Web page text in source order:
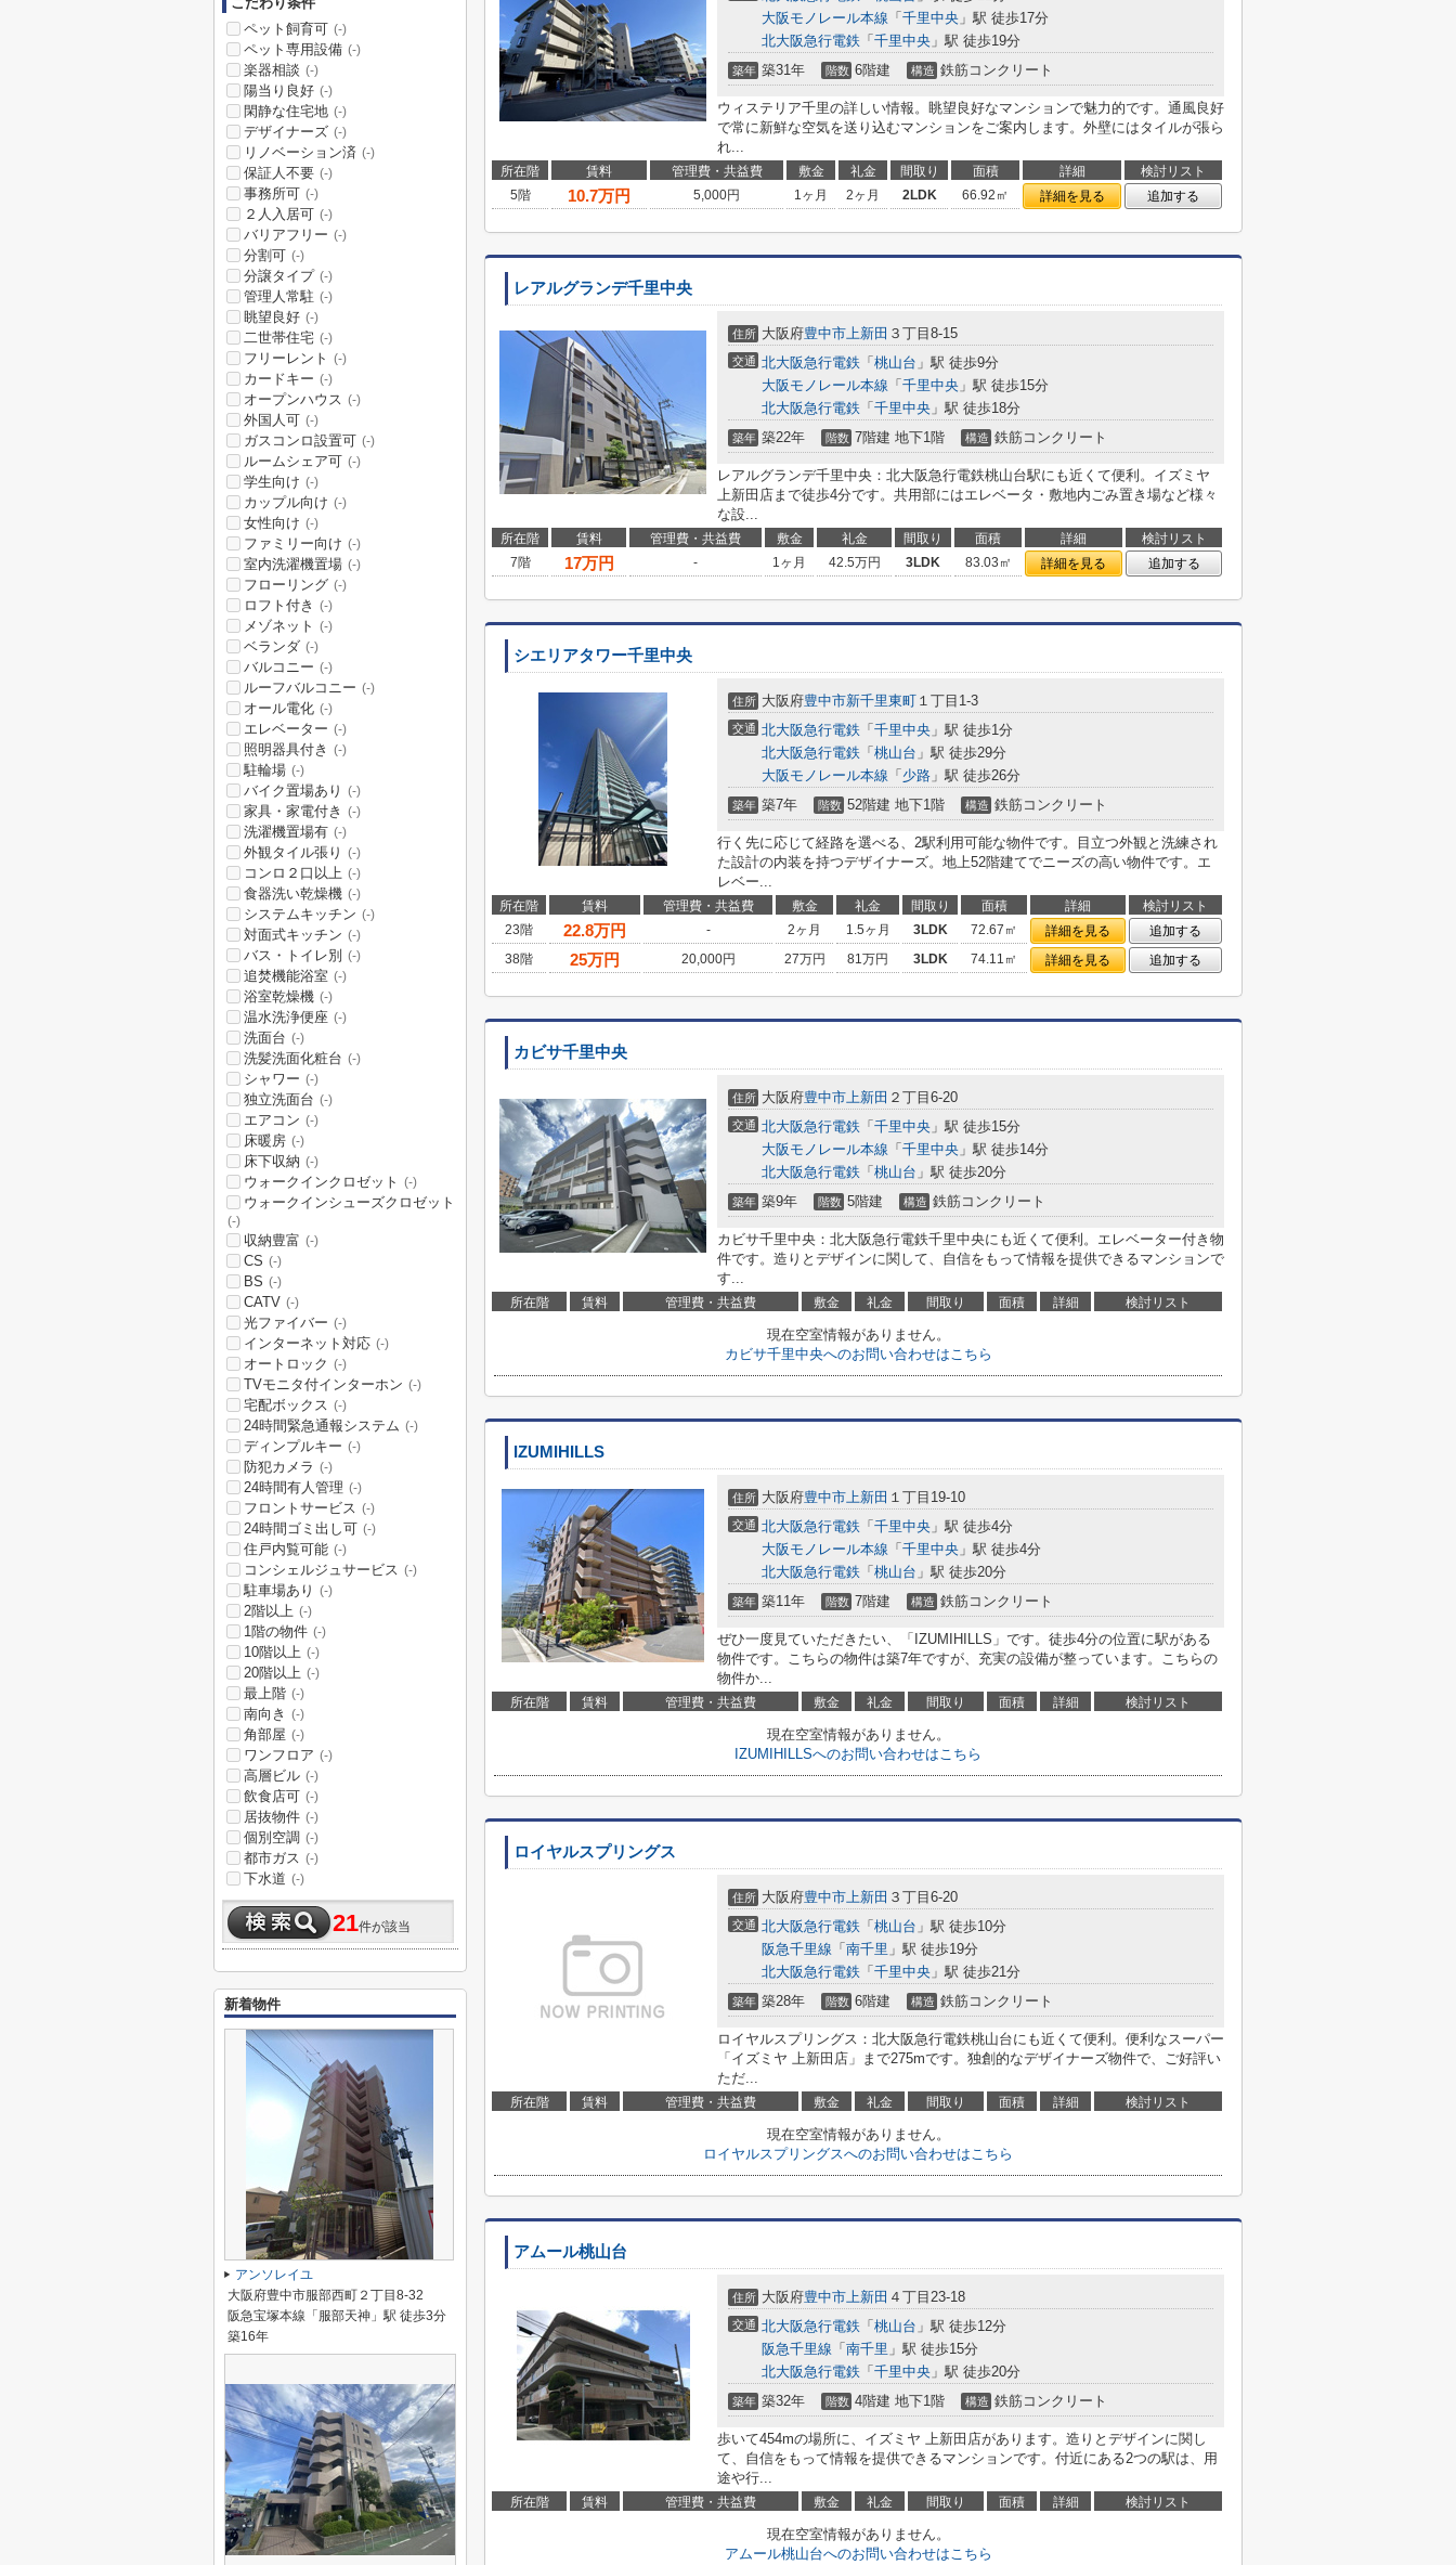
大阪モノレール本線 「 千里中央 」駅 徒歩17分
北大阪急行電鉄 「 千里中央 」駅 徒歩19分
築年 築31年 階数 6階建 構造 鉄筋コンクリート
ウィステリア千里の詳しい情報。眺望良好なマンションで魅力的です。通風良好
で常に新鮮な空気を送り込むマンションをご案内します。外壁にはタイルが張ら
れ...
所在階 賃料 管理費・共益費 敷金 礼金 間取り 面積 詳細
検討リスト
5階
10.7万円 5,000円 1ヶ月 2ヶ月 2LDK 66.92㎡ 詳細を見る 追加する
レアルグランデ千里中央
住所 大阪府豊中市上新田 ３丁目8-15
交通 北大阪急行電鉄 「 桃山台 」駅 徒歩9分
大阪モノレール本線 「 千里中央 」駅 徒歩15分
北大阪急行電鉄 「 千里中央 」駅 徒歩18分
築年 築22年 階数 7階建 地下1階 構造 鉄筋コンクリート
レアルグランデ千里中央：北大阪急行電鉄桃山台駅にも近くて便利。イズミヤ
上新田店まで徒歩4分です。共用部にはエレベータ・敷地内ごみ置き場など様々
な設...
所在階 賃料 管理費・共益費 敷金 礼金 間取り 面積 詳細
検討リスト
7階
17万円 - 1ヶ月 42.5万円 3LDK 83.03㎡ 詳細を見る 追加する
シエリアタワー千里中央
住所 大阪府豊中市新千里東町 １丁目1-3
交通 北大阪急行電鉄 「 千里中央 」駅 徒歩1分
北大阪急行電鉄 「 桃山台 」駅 徒歩29分
大阪モノレール本線 「 少路 」駅 徒歩26分
築年 築7年 階数 52階建 地下1階 構造 鉄筋コンクリート
行く先に応じて経路を選べる、2駅利用可能な物件です。目立つ外観と洗練され
た設計の内装を持つデザイナーズ。地上52階建てでニーズの高い物件です。エ
レベー...
所在階 賃料 管理費・共益費 敷金 礼金 間取り 面積 詳細
検討リスト
23階
22.8万円 - 2ヶ月 1.5ヶ月 3LDK 72.67㎡ 詳細を見る
追加する
38階
25万円 20,000円 27万円 81万円 3LDK 74.11㎡ 詳細を見る 追加する
カビサ千里中央
住所 大阪府豊中市上新田 ２丁目6-20
交通 北大阪急行電鉄 「 千里中央 」駅 徒歩15分
大阪モノレール本線 「 千里中央 」駅 徒歩14分
北大阪急行電鉄 「 桃山台 」駅 徒歩20分
築年 築9年 階数 5階建 構造 鉄筋コンクリート
カビサ千里中央：北大阪急行電鉄千里中央にも近くて便利。エレベーター付き物
件です。造りとデザインに関して、自信をもって情報を提供できるマンションで
す...
所在階 賃料 管理費・共益費 敷金 礼金 間取り 面積 詳細 検討リスト
現在空室情報がありません。
カビサ千里中央へのお問い合わせはこちら
IZUMIHILLS
住所 大阪府豊中市上新田 １丁目19-10
交通 北大阪急行電鉄 「 千里中央 」駅 徒歩4分
大阪モノレール本線 「 千里中央 」駅 徒歩4分
北大阪急行電鉄 「 桃山台 」駅 徒歩20分
築年 築11年 階数 7階建 構造 鉄筋コンクリート
ぜひ一度見ていただきたい、「IZUMIHILLS」です。徒歩4分の位置に駅がある
物件です。こちらの物件は築7年ですが、充実の設備が整っています。こちらの
物件か...
所在階 賃料 管理費・共益費 敷金 礼金 間取り 面積 詳細 検討リスト
現在空室情報がありません。
IZUMIHILLSへのお問い合わせはこちら
ロイヤルスプリングス
住所 大阪府豊中市上新田 ３丁目6-20
交通 北大阪急行電鉄 「 桃山台 」駅 徒歩10分
阪急千里線 「 南千里 」駅 徒歩19分
北大阪急行電鉄 「 千里中央 」駅 徒歩21分
築年 築28年 階数 6階建 構造 鉄筋コンクリート
ロイヤルスプリングス：北大阪急行電鉄桃山台にも近くて便利。便利なスーパー
「イズミヤ 上新田店」まで275mです。独創的なデザイナーズ物件で、ご好評い
ただ...
所在階 賃料 管理費・共益費 敷金 礼金 間取り 面積 詳細 検討リスト
現在空室情報がありません。
ロイヤルスプリングスへのお問い合わせはこちら
アムール桃山台
住所 大阪府豊中市上新田 ４丁目23-18
交通 北大阪急行電鉄 「 桃山台 」駅 徒歩12分
阪急千里線 「 南千里 」駅 徒歩15分
北大阪急行電鉄 「 千里中央 」駅 徒歩20分
築年 築32年 階数 4階建 地下1階 構造 鉄筋コンクリート
歩いて454mの場所に、イズミヤ 上新田店があります。造りとデザインに関し
て、自信をもって情報を提供できるマンションです。付近にある2つの駅は、用
途や行...
所在階 賃料 管理費・共益費 敷金 礼金 間取り 面積 詳細 検討リスト
現在空室情報がありません。
アムール桃山台へのお問い合わせはこちら
ペット飼育可 (-)
ペット専用設備 (-)
楽器相談 (-)
陽当り良好 (-)
閑静な住宅地 (-)
デザイナーズ (-)
リノベーション済 (-)
保証人不要 (-)
事務所可 (-)
２人入居可 (-)
バリアフリー (-)
分割可 (-)
分譲タイプ (-)
管理人常駐 (-)
眺望良好 (-)
二世帯住宅 (-)
フリーレント (-)
カードキー (-)
オープンハウス (-)
外国人可 (-)
ガスコンロ設置可 (-)
ルームシェア可 (-)
学生向け (-)
カップル向け (-)
女性向け (-)
ファミリー向け (-)
室内洗濯機置場 (-)
フローリング (-)
ロフト付き (-)
メゾネット (-)
ベランダ (-)
バルコニー (-)
ルーフバルコニー (-)
オール電化 (-)
エレベーター (-)
照明器具付き (-)
駐輪場 (-)
バイク置場あり (-)
家具・家電付き (-)
洗濯機置場有 (-)
外観タイル張り (-)
コンロ２口以上 (-)
食器洗い乾燥機 (-)
システムキッチン (-)
対面式キッチン (-)
バス・トイレ別 (-)
追焚機能浴室 (-)
浴室乾燥機 (-)
温水洗浄便座 (-)
洗面台 (-)
洗髪洗面化粧台 (-)
シャワー (-)
独立洗面台 (-)
エアコン (-)
床暖房 (-)
床下収納 (-)
ウォークインクロゼット (-)
ウォークインシューズクロゼット
(-)
収納豊富 (-)
CS (-)
BS (-)
CATV (-)
光ファイバー (-)
インターネット対応 (-)
オートロック (-)
TVモニタ付インターホン (-)
宅配ボックス (-)
24時間緊急通報システム (-)
ディンプルキー (-)
防犯カメラ (-)
24時間有人管理 (-)
フロントサービス (-)
24時間ゴミ出し可 (-)
住戸内覧可能 (-)
コンシェルジュサービス (-)
駐車場あり (-)
2階以上 (-)
1階の物件 (-)
10階以上 (-)
20階以上 (-)
最上階 (-)
南向き (-)
角部屋 (-)
ワンフロア (-)
高層ビル (-)
飲食店可 (-)
居抜物件 (-)
個別空調 (-)
都市ガス (-)
下水道 (-)
21件が該当
新着物件
アンソレイユ
大阪府豊中市服部西町２丁目8-32
阪急宝塚本線「服部天神」駅 徒歩3分
築16年